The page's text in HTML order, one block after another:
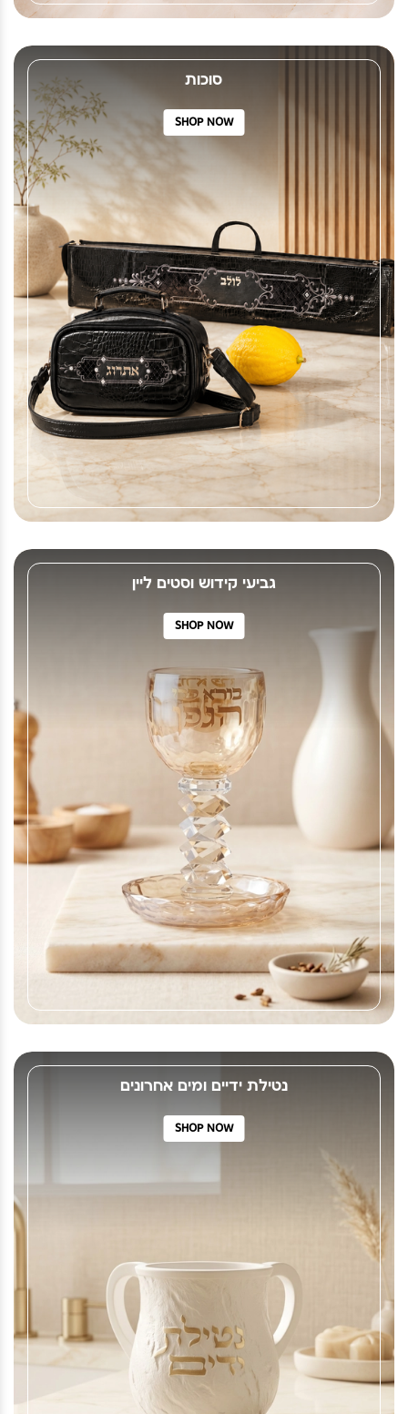
סוכות
SHOP NOW
גביעי קידוש וסטים ליין
SHOP NOW
נטילת ידיים ומים אחרונים
SHOP NOW